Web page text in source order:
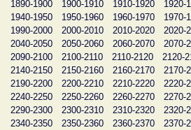
1890-1900
1900-1910 1910-1920 1920-
1940-1950
1950-1960 1960-1970 1970-
1990-2000
2000-2010 2010-2020 2020-
2040-2050
2050-2060 2060-2070 2070-
2090-2100
2100-2110 2110-2120 2120-
2140-2150
2150-2160 2160-2170 2170-
2190-2200
2200-2210 2210-2220 2220-
2240-2250
2250-2260 2260-2270 2270-
2290-2300
2300-2310 2310-2320 2320-
2340-2350
2350-2360 2360-2370 2370-